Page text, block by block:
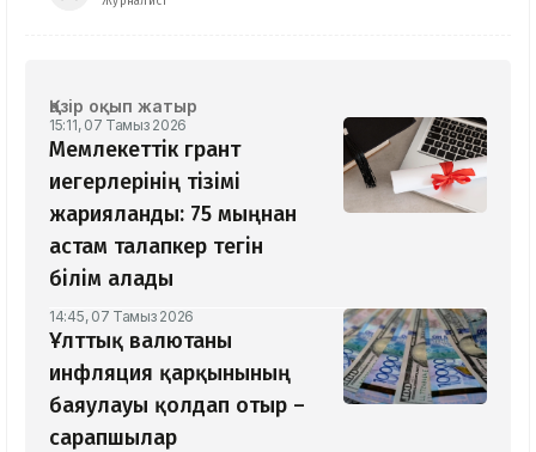
Қазір оқып жатыр
15:11, 07 Тамыз 2026
Мемлекеттік грант
иегерлерінің тізімі
жарияланды: 75 мыңнан
астам талапкер тегін
білім алады
14:45, 07 Тамыз 2026
Ұлттық валютаны
инфляция қарқынының
баяулауы қолдап отыр –
сарапшылар